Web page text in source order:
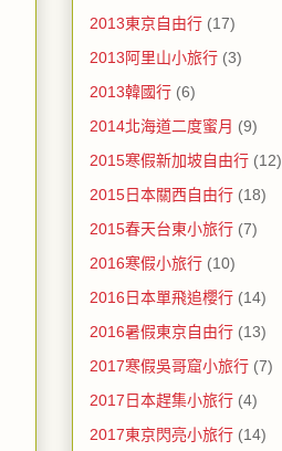
2013東京自由行 (17)
2013阿里山小旅行 (3)
2013韓國行 (6)
2014北海道二度蜜月 (9)
2015寒假新加坡自由行 (12)
2015日本關西自由行 (18)
2015春天台東小旅行 (7)
2016寒假小旅行 (10)
2016日本單飛追櫻行 (14)
2016暑假東京自由行 (13)
2017寒假吳哥窟小旅行 (7)
2017日本趕集小旅行 (4)
2017東京閃亮小旅行 (14)